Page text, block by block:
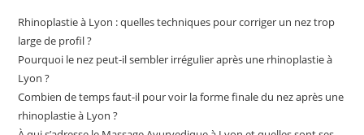
Rhinoplastie à Lyon : quelles techniques pour corriger un nez trop
large de profil ?
Pourquoi le nez peut-il sembler irrégulier après une rhinoplastie à
Lyon ?
Combien de temps faut-il pour voir la forme finale du nez après une
rhinoplastie à Lyon ?